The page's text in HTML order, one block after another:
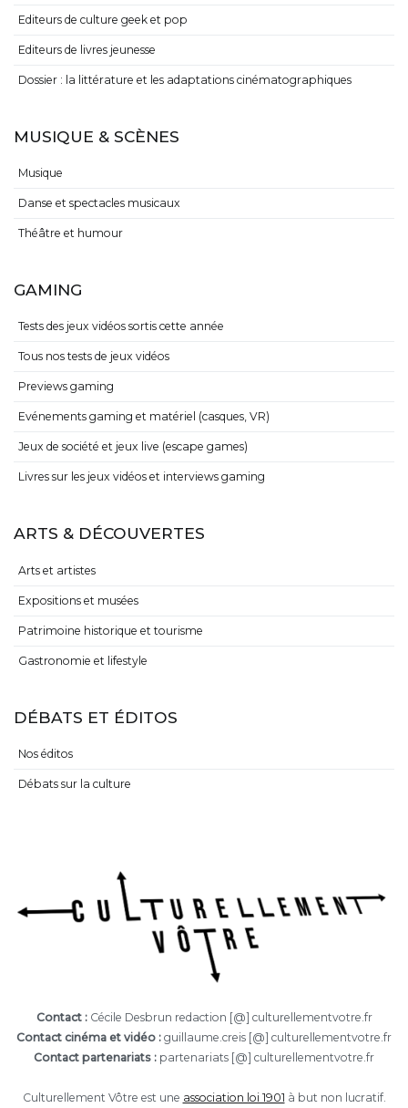
Editeurs de culture geek et pop
Editeurs de livres jeunesse
Dossier : la littérature et les adaptations cinématographiques
MUSIQUE & SCÈNES
Musique
Danse et spectacles musicaux
Théâtre et humour
GAMING
Tests des jeux vidéos sortis cette année
Tous nos tests de jeux vidéos
Previews gaming
Evénements gaming et matériel (casques, VR)
Jeux de société et jeux live (escape games)
Livres sur les jeux vidéos et interviews gaming
ARTS & DÉCOUVERTES
Arts et artistes
Expositions et musées
Patrimoine historique et tourisme
Gastronomie et lifestyle
DÉBATS ET ÉDITOS
Nos éditos
Débats sur la culture
Contact :Cécile Desbrun redaction [@] culturellementvotre.fr
Contact cinéma et vidéo : guillaume.creis [@] culturellementvotre.fr
Contact partenariats : partenariats [@] culturellementvotre.fr
Culturellement Vôtre est une association loi 1901 à but non lucratif.